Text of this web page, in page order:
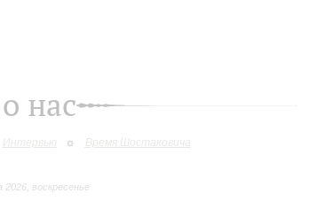
нас
Интервью Время Шостаковича
2026, воскресенье